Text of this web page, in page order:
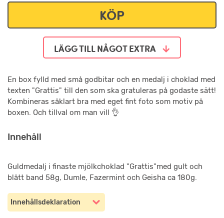
En box fylld med små godbitar och en medalj i choklad med
texten "Grattis" till den som ska gratuleras på godaste sätt!
Kombineras såklart bra med eget fint foto som motiv på
boxen. Och tillval om man vill 👌
Innehåll
Guldmedalj i finaste mjölkchoklad "Grattis"med gult och
blått band 58g, Dumle, Fazermint och Geisha ca 180g.
KÖP
LÄGG TILL NÅGOT EXTRA
Innehållsdeklaration